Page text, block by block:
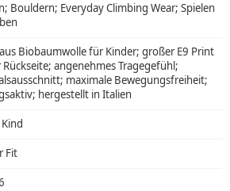
Bouldern; Everyday Climbing Wear; Spielen
Biobaumwolle für Kinder; großer E9 Print
angenehmes Tragegefühl;
maximale Bewegungsfreiheit;
hergestellt in Italien
Fit